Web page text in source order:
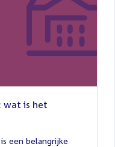
wat is het
een belangrijke